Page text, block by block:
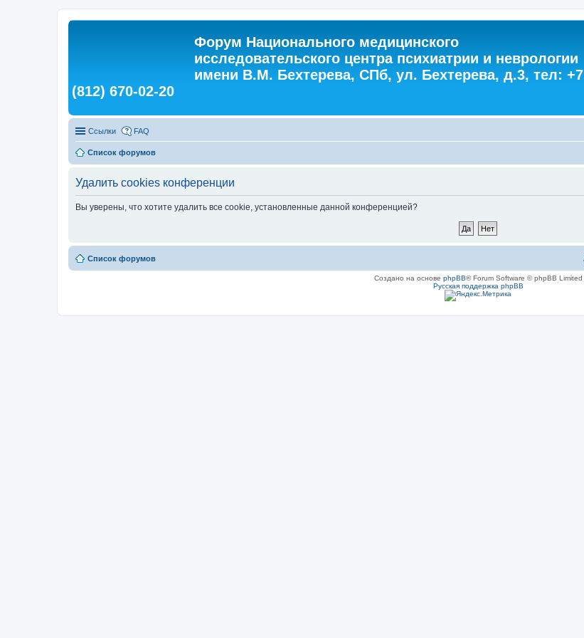
Форум Национального медицинского
исследовательского центра психиатрии и неврологии
имени В.М. Бехтерева, СПб, ул. Бехтерева, д.3, тел: +7
(812) 670-02-20
Ссылки FAQ
Список форумов
Удалить cookies конференции
Вы уверены, что хотите удалить все cookie, установленные данной конференцией?
Список форумов
Создано на основе phpBB® Forum Software © phpBB Limited
Русская поддержка phpBB